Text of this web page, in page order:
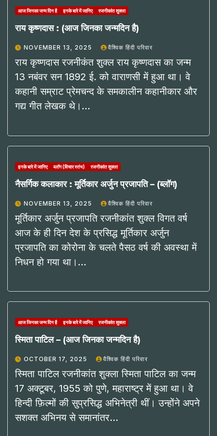
आज जिनका जन्म दिन है इनके बारे में जानिए रजनीकांत शुक्ला
राय कृष्णदास : (आज जिनका जन्मदिन है)
NOVEMBER 13, 2025 वैश्विक हिंदी परिवार
राय कृष्णदास रजनीकंत शुक्ल राय कृष्णदास का जन्म
13 नबंवर सन 1892 ई. को वाराणसी में हुआ था। वे
कहानी सम्राट प्रेमचन्द के समकालीन कहानीकार और
गद्य गीत लेखक थे।…
इनके बारे में जानिए ब्लॉग (विचार स्तंभ) रजनीकांत शुक्ला
नैसर्गिक कलाकार : मूर्तिकार अर्जुन प्रजापति – (ब्लॉग)
NOVEMBER 13, 2025 वैश्विक हिंदी परिवार
मूर्तिकार अर्जुन प्रजापति रजनीकांत शुक्ल विगत वर्ष
आज के ही दिन देश के प्रसिद्ध मूर्तिकार अर्जुन
प्रजापति का कोरोना के चलते पैसठ वर्ष की अवस्था में
निधन हो गया था।…
आज जिनका जन्म दिन है इनके बारे में जानिए रजनीकांत शुक्ला
स्मिता पाटिल – (आज जिनका जन्मदिन है)
OCTOBER 17, 2025 वैश्विक हिंदी परिवार
स्मिता पाटिल रजनीकांत शुक्ला स्मिता पाटिल का जन्म
17 अक्टूबर, 1955 को पुणे, महाराष्ट्र में हुआ था। वे
हिन्दी फ़िल्मों की सुप्रसिद्ध अभिनेत्री थीं। उन्होंने अपने
सशक्त अभिनय से समानांतर…